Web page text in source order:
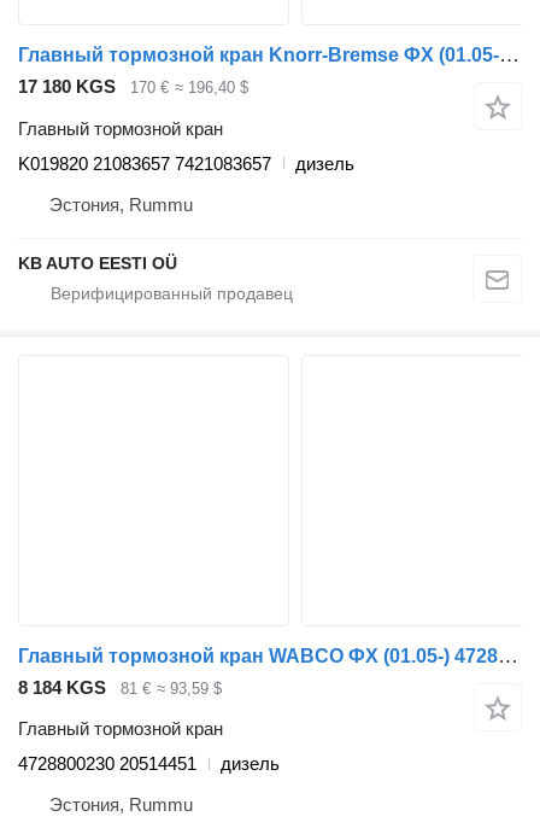
Главный тормозной кран Knorr-Bremse ФХ (01.05-) K019820 для грузовика Volvo FH12, FH16, NH12, FH, VNL780 (1993-2014)
17 180 KGS 170 € ≈ 196,40 $
Главный тормозной кран
K019820 21083657 7421083657
дизель
Эстония, Rummu
KB AUTO EESTI OÜ
Главный тормозной кран WABCO ФХ (01.05-) 4728800230 для грузовика Volvo FH12, FH16, NH12, FH, VNL780 (1993-2014)
8 184 KGS 81 € ≈ 93,59 $
Главный тормозной кран
4728800230 20514451
дизель
Эстония, Rummu